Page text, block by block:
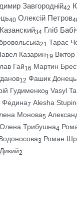
Завгородній42
40 Олексій Петров
34 Гліб
21 Тарас
Казарин19
Гай16 Мартин
12 Фашик
Гудименко9 Vasyl
Федина7 Alesha Stupin
Монова5
Олена Трибушна4
3 Роман
2